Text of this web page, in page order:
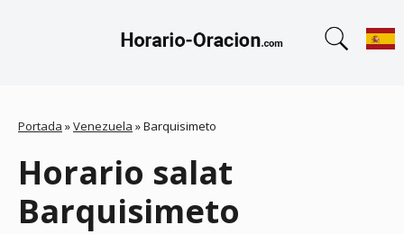
Portada »Venezuela »Barquisimeto
Horario salat
Barquisimeto